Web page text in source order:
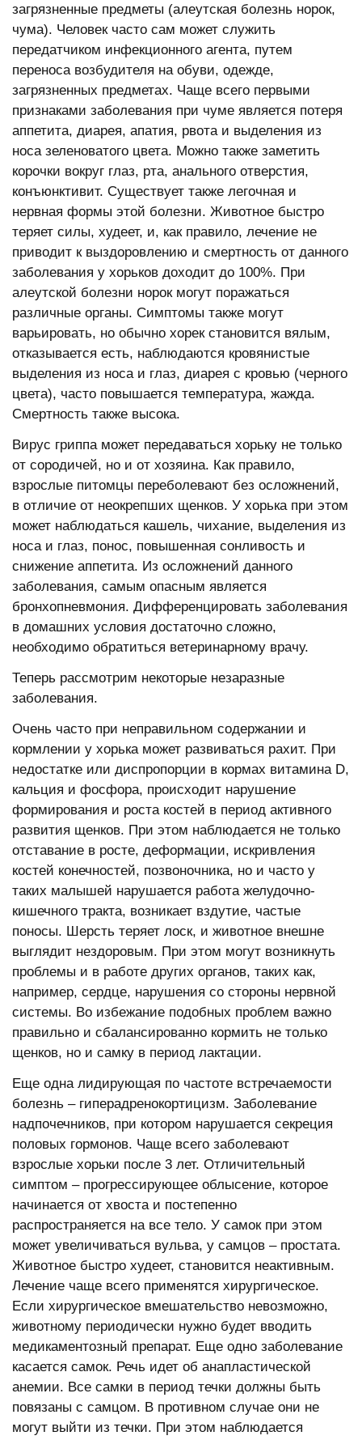
загрязненные предметы (алеутская болезнь норок,
чума). Человек часто сам может служить
передатчиком инфекционного агента, путем
переноса возбудителя на обуви, одежде,
загрязненных предметах. Чаще всего первыми
признаками заболевания при чуме является потеря
аппетита, диарея, апатия, рвота и выделения из
носа зеленоватого цвета. Можно также заметить
корочки вокруг глаз, рта, анального отверстия,
конъюнктивит. Существует также легочная и
нервная формы этой болезни. Животное быстро
теряет силы, худеет, и, как правило, лечение не
приводит к выздоровлению и смертность от данного
заболевания у хорьков доходит до 100%. При
алеутской болезни норок могут поражаться
различные органы. Симптомы также могут
варьировать, но обычно хорек становится вялым,
отказывается есть, наблюдаются кровянистые
выделения из носа и глаз, диарея с кровью (черного
цвета), часто повышается температура, жажда.
Смертность также высока.
Вирус гриппа может передаваться хорьку не только
от сородичей, но и от хозяина. Как правило,
взрослые питомцы переболевают без осложнений,
в отличие от неокрепших щенков. У хорька при этом
может наблюдаться кашель, чихание, выделения из
носа и глаз, понос, повышенная сонливость и
снижение аппетита. Из осложнений данного
заболевания, самым опасным является
бронхопневмония. Дифференцировать заболевания
в домашних условия достаточно сложно,
необходимо обратиться ветеринарному врачу.
Теперь рассмотрим некоторые незаразные
заболевания.
Очень часто при неправильном содержании и
кормлении у хорька может развиваться рахит. При
недостатке или диспропорции в кормах витамина D,
кальция и фосфора, происходит нарушение
формирования и роста костей в период активного
развития щенков. При этом наблюдается не только
отставание в росте, деформации, искривления
костей конечностей, позвоночника, но и часто у
таких малышей нарушается работа желудочно-
кишечного тракта, возникает вздутие, частые
поносы. Шерсть теряет лоск, и животное внешне
выглядит нездоровым. При этом могут возникнуть
проблемы и в работе других органов, таких как,
например, сердце, нарушения со стороны нервной
системы. Во избежание подобных проблем важно
правильно и сбалансированно кормить не только
щенков, но и самку в период лактации.
Еще одна лидирующая по частоте встречаемости
болезнь – гиперадренокортицизм. Заболевание
надпочечников, при котором нарушается секреция
половых гормонов. Чаще всего заболевают
взрослые хорьки после 3 лет. Отличительный
симптом – прогрессирующее облысение, которое
начинается от хвоста и постепенно
распространяется на все тело. У самок при этом
может увеличиваться вульва, у самцов – простата.
Животное быстро худеет, становится неактивным.
Лечение чаще всего применятся хирургическое.
Если хирургическое вмешательство невозможно,
животному периодически нужно будет вводить
медикаментозный препарат. Еще одно заболевание
касается самок. Речь идет об анапластической
анемии. Все самки в период течки должны быть
повязаны с самцом. В противном случае они не
могут выйти из течки. При этом наблюдается